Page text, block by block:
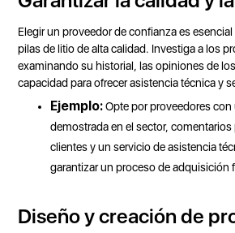
Elegir un proveedor de confianza es
pilas de litio de alta calidad. Investiga a los
examinando su historial, las opiniones de
capacidad para ofrecer asistencia técnica y
Ejemplo:Opte por proveedores
demostrada en el sector,
clientes y un servicio de asistencia
garantizar un proceso de adquisición
Diseño y creación de